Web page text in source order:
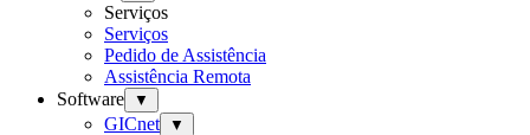
Serviços
Serviços
Pedido de Assistência
Assistência Remota
Software
▼
GICnet ▼